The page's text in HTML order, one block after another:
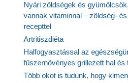
Nyári zöldségek és
vannak vitaminnal – zöldség-
recepttel
Artritiszdiéta
Halfogyasztással az
fűszernövényes grillezett hal és
Több okot is tudunk, hogy